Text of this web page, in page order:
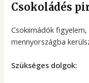
Csokoládés
Csokiimádók
mennyországba
Szükséges dolgok: